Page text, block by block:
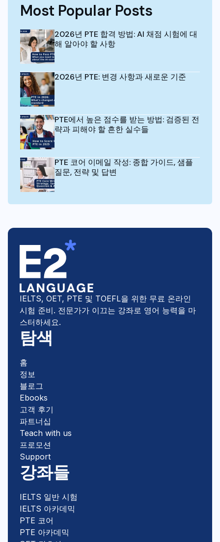
Most Popular Posts
2026년 PTE 합격 방법: AI 채점 시험에 대
해 알아야 할 사항
2026년 PTE: 변경 사항과 새로운 기준
PTE에서 높은 점수를 받는 방법: 검증된 전
략과 피해야 할 흔한 실수들
PTE 코어 이메일 작성: 종합 가이드, 샘플
질문, 전략 및 답변
IELTS, OET, PTE 및 TOEFL을 위한 무료 온라인
시험 준비. 전문가가 이끄는 강좌로 영어 능력을 마
스터하세요.
탐색
홈
정보
블로그
Ebooks
고객 후기
파트너십
Teach with us
프로모션
Support
강좌들
IELTS 일반 시험
IELTS 아카데믹
PTE 코어
PTE 아카데믹